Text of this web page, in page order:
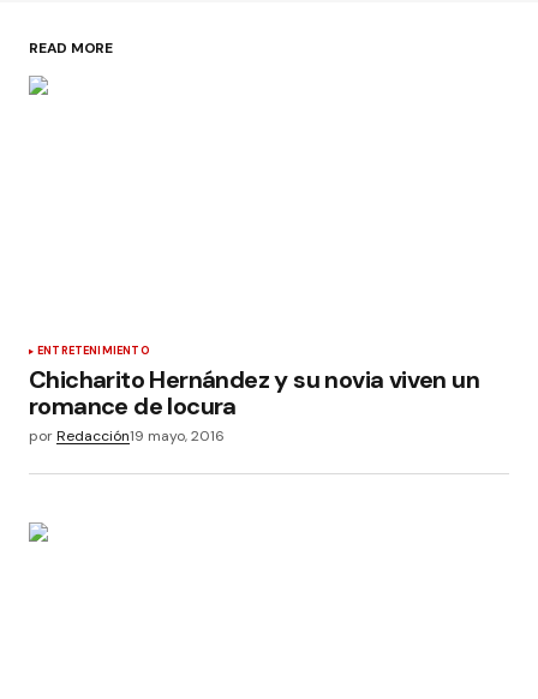
READ MORE
ENTRETENIMIENTO
Chicharito Hernández y su novia viven un
romance de locura
porRedacción19 mayo, 2016